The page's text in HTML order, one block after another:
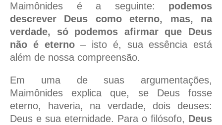
Maimônides é a seguinte: podemos
descrever Deus como eterno, mas, na
verdade, só podemos afirmar que Deus
não é eterno– isto é, sua essência está
além de nossa compreensão.
Em uma de suas argumentações,
Maimônides explica que, se Deus fosse
eterno, haveria, na verdade, dois deuses:
Deus e sua eternidade. Para o filósofo, Deus